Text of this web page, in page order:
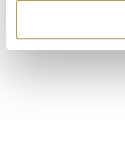
Ön által használt más